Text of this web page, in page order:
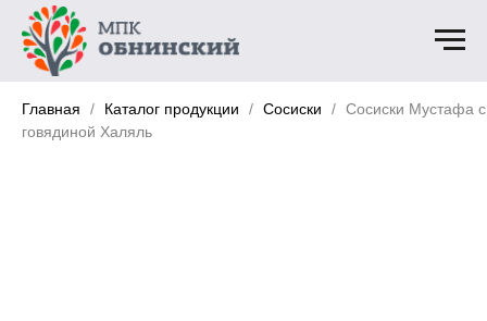
Главная Каталог продукции Сосиски
Сосиски Мустафа с
говядиной Халяль